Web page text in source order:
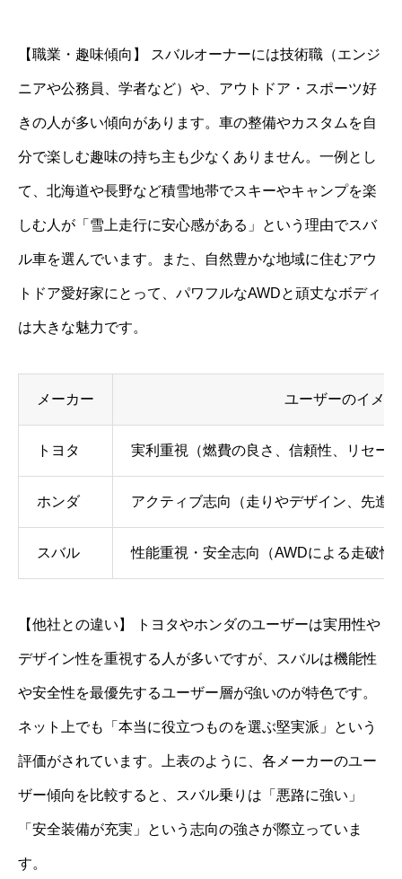
【職業・趣味傾向】 スバルオーナーには技術職（エンジ
ニアや公務員、学者など）や、アウトドア・スポーツ好
きの人が多い傾向があります。車の整備やカスタムを自
分で楽しむ趣味の持ち主も少なくありません。一例とし
て、北海道や長野など積雪地帯でスキーやキャンプを楽
しむ人が「雪上走行に安心感がある」という理由でスバ
ル車を選んでいます。また、自然豊かな地域に住むアウ
トドア愛好家にとって、パワフルなAWDと頑丈なボディ
は大きな魅力です。
メーカー ユーザーのイメ
トヨタ 実利重視（燃費の良さ、信頼性、リセー
ホンダ アクティブ志向（走りやデザイン、先進
スバル 性能重視・安全志向（AWDによる走破性
【他社との違い】 トヨタやホンダのユーザーは実用性や
デザイン性を重視する人が多いですが、スバルは機能性
や安全性を最優先するユーザー層が強いのが特色です。
ネット上でも「本当に役立つものを選ぶ堅実派」という
評価がされています。上表のように、各メーカーのユー
ザー傾向を比較すると、スバル乗りは「悪路に強い」
「安全装備が充実」という志向の強さが際立っていま
す。